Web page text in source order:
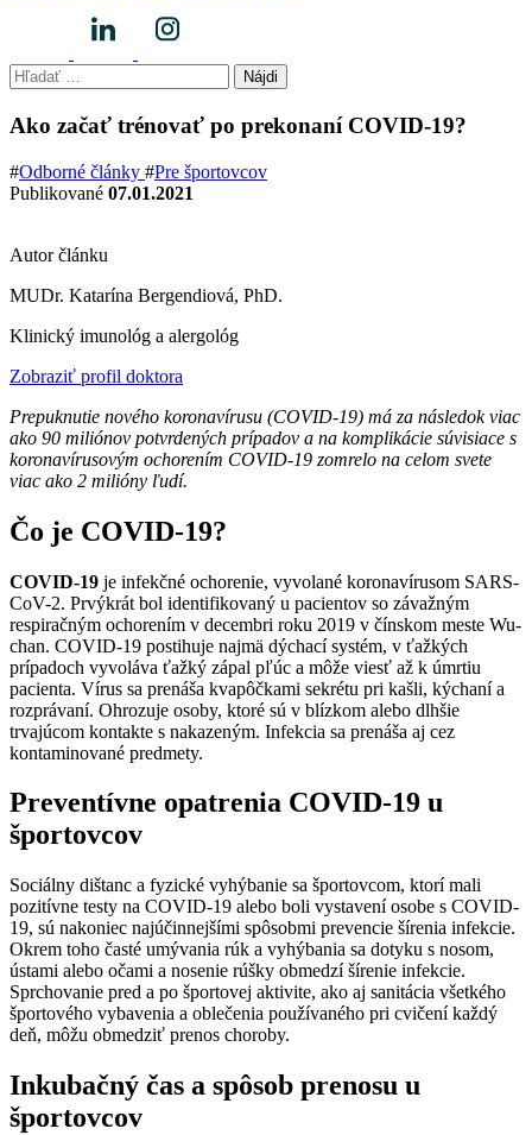
Hľadať:
Ako začať trénovať po prekonaní COVID-19?
#Odborné články #Pre športovcov
Publikované 07.01.2021
Autor článku
MUDr. Katarína Bergendiová, PhD.
Klinický imunológ a alergológ
Zobraziť profil doktora
Prepuknutie nového koronavírusu (COVID-19) má za následok viac
ako 90 miliónov potvrdených prípadov a na komplikácie súvisiace s
koronavírusovým ochorením COVID-19 zomrelo na celom svete
viac ako 2 milióny ľudí.
Čo je COVID-19?
COVID-19 je infekčné ochorenie, vyvolané koronavírusom SARS-
CoV-2. Prvýkrát bol identifikovaný u pacientov so závažným
respiračným ochorením v decembri roku 2019 v čínskom meste Wu-
chan. COVID-19 postihuje najmä dýchací systém, v ťažkých
prípadoch vyvoláva ťažký zápal pľúc a môže viesť až k úmrtiu
pacienta. Vírus sa prenáša kvapôčkami sekrétu pri kašli, kýchaní a
rozprávaní. Ohrozuje osoby, ktoré sú v blízkom alebo dlhšie
trvajúcom kontakte s nakazeným. Infekcia sa prenáša aj cez
kontaminované predmety.
Preventívne opatrenia COVID-19 u
športovcov
Sociálny dištanc a fyzické vyhýbanie sa športovcom, ktorí mali
pozitívne testy na COVID-19 alebo boli vystavení osobe s COVID-
19, sú nakoniec najúčinnejšími spôsobmi prevencie šírenia infekcie.
Okrem toho časté umývania rúk a vyhýbania sa dotyku s nosom,
ústami alebo očami a nosenie rúšky obmedzí šírenie infekcie.
Sprchovanie pred a po športovej aktivite, ako aj sanitácia všetkého
športového vybavenia a oblečenia používaného pri cvičení každý
deň, môžu obmedziť prenos choroby.
Inkubačný čas a spôsob prenosu u
športovcov